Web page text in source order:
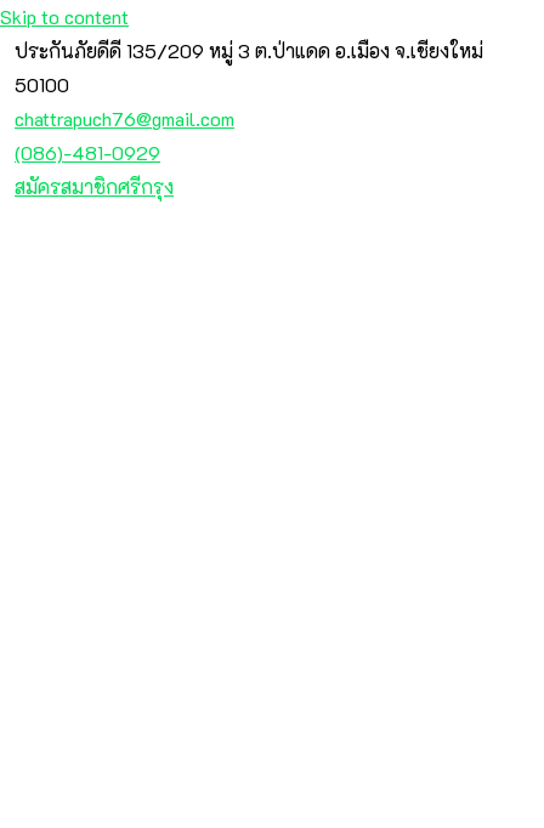
Skip to content
ประกันภัยดีดี 135/209 หมู่ 3 ต.ป่าแดด อ.เมือง จ.เชียงใหม่
50100
chattrapuch76@gmail.com
(086)-481-0929
สมัครสมาชิกศรีกรุง